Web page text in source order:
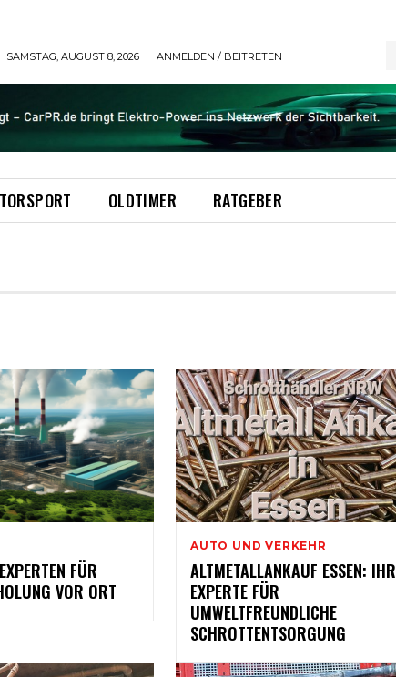
SAMSTAG, AUGUST 8, 2026 ANMELDEN / BEITRETEN
OLDTIMER RATGEBER
FÜR
VOR ORT
AUTO UND VERKEHR
ALTMETALLANKAUF ESSEN: IHR
EXPERTE FÜR
UMWELTFREUNDLICHE
SCHROTTENTSORGUNG